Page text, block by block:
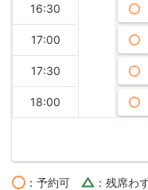
16:30
17:00
17:30
18:00
：予約可 ：残席わ